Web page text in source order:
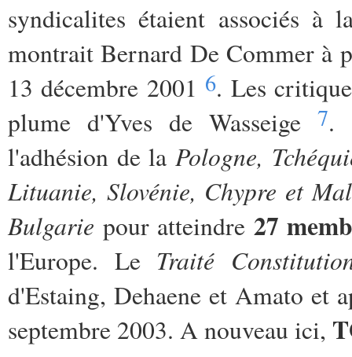
syndicalites étaient associés à
montrait Bernard De Commer à
13 décembre 2001 6. Les
plume d'Yves de Wasseige7.
l'adhésion de la Pologne,
Lituanie, Slovénie, Chypre et
Bulgarie pour atteindre 27
l'Europe. Le Traité
d'Estaing, Dehaene et Amato et
septembre 2003. A nouveau ici,